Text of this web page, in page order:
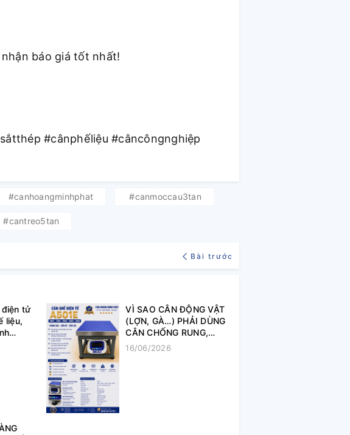
báo giá tốt nhất!
#cânphếliệu #câncôngnghiệp
#canhoangminhphat #canmoccau3tan
#cantreo5tan
Bài trước
điện tử
liệu,
gì, ở
VÌ SAO CÂN ĐỘNG VẬT
(LỢN, GÀ…) PHẢI DÙNG
CÂN CHỐNG RUNG,
CHỐT SỐ?
16/06/2026